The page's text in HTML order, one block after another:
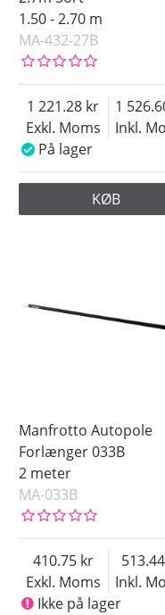
1.50 - 2.70 m
MA-432-27B
Exkl. Moms
1 221.28
Inkl.
1
På lager
KØB
Manfrotto Autopole
Forlænger 033B
2 meter
MA-033B
Exkl. Moms
410.75
Inkl.
513.44
Ikke på lager